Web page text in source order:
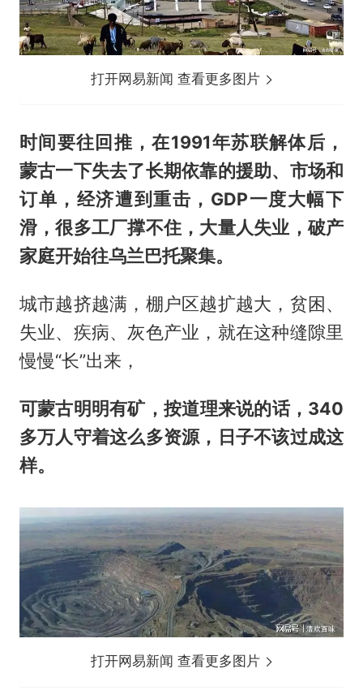
打开网易新闻 查看更多图片
时间要往回推，在1991年苏联解体后，
蒙古一下失去了长期依靠的援助、市场和
订单，经济遭到重击，GDP一度大幅下
滑，很多工厂撑不住，大量人失业，破产
家庭开始往乌兰巴托聚集。
城市越挤越满，棚户区越扩越大，贫困、
失业、疾病、灰色产业，就在这种缝隙里
慢慢“长”出来，
可蒙古明明有矿，按道理来说的话，340
多万人守着这么多资源，日子不该过成这
样。
打开网易新闻 查看更多图片